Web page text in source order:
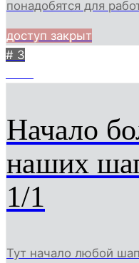
понадобятся для
доступ закрыт
# 3
Начало
наших
1/1
Тут начало любой